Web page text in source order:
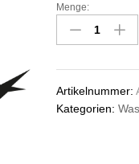
spa
Kneipp'sche
Garnitur
20mm
1/2"
Menge:
Artikelnummer:
Kategorien: